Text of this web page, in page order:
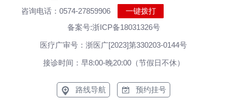
咨询电话：0574-27859906
一键拨打
备案号:浙ICP备18031326号
医疗广审号：浙医广[2023]第330203-0144号
接诊时间：早8:00-晚20:00（节假日不休）
路线导航 预约挂号